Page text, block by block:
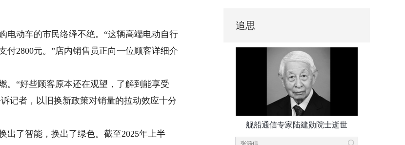
动车的市民络绎不绝。“这辆高端电动自行
付2800元。”店内销售员正向一位顾客详细介
“好些顾客原本还在观望，了解到能享受
记者，以旧换新政策对销量的拉动效应十分
了智能，换出了绿色。截至2025年上半
追思
舰船通信专家陆建勋院士逝世